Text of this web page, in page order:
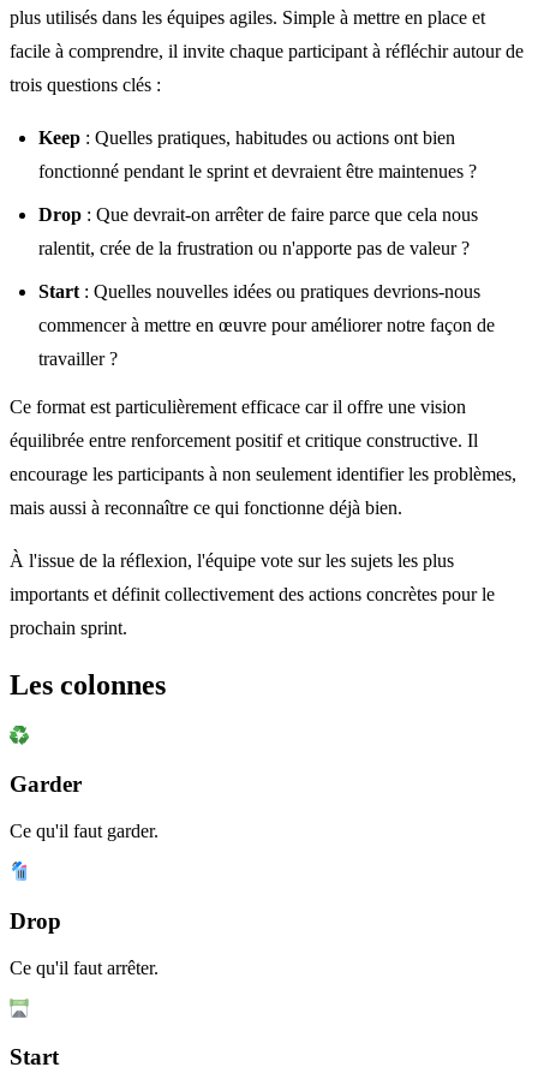
plus utilisés dans les équipes agiles. Simple à mettre en place et
facile à comprendre, il invite chaque participant à réfléchir autour de
trois questions clés :
Keep : Quelles pratiques, habitudes ou actions ont bien
fonctionné pendant le sprint et devraient être maintenues ?
Drop : Que devrait-on arrêter de faire parce que cela nous
ralentit, crée de la frustration ou n'apporte pas de valeur ?
Start : Quelles nouvelles idées ou pratiques devrions-nous
commencer à mettre en œuvre pour améliorer notre façon de
travailler ?
Ce format est particulièrement efficace car il offre une vision
équilibrée entre renforcement positif et critique constructive. Il
encourage les participants à non seulement identifier les problèmes,
mais aussi à reconnaître ce qui fonctionne déjà bien.
À l'issue de la réflexion, l'équipe vote sur les sujets les plus
importants et définit collectivement des actions concrètes pour le
prochain sprint.
Les colonnes
Garder
Ce qu'il faut garder.
Drop
Ce qu'il faut arrêter.
Start